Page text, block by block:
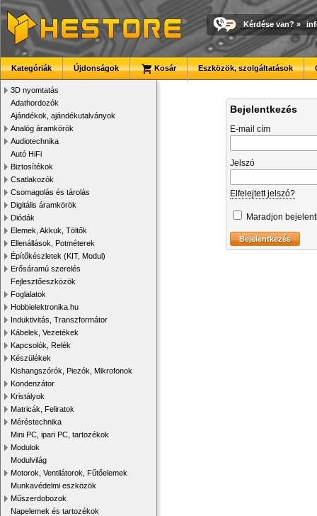
Kérdése van? »
Kategóriák Újdonságok Kosár Eszközök, szolgáltatások
3D nyomtatás
Adathordozók
Ajándékok, ajándékutalványok
Analóg áramkörök
Audiotechnika
Autó HiFi
Biztosítékok
Csatlakozók
Csomagolás és tárolás
Digitális áramkörök
Diódák
Elemek, Akkuk, Töltők
Ellenállások, Potméterek
Építőkészletek (KIT, Modul)
Erősáramú szerelés
Fejlesztőeszközök
Foglalatok
Hobbielektronika.hu
Induktivitás, Transzformátor
Kábelek, Vezetékek
Kapcsolók, Relék
Készülékek
Kishangszórók, Piezók, Mikrofonok
Kondenzátor
Kristályok
Matricák, Feliratok
Méréstechnika
Mini PC, ipari PC, tartozékok
Modulok
Modulvilág
Motorok, Ventilátorok, Fűtőelemek
Munkavédelmi eszközök
Műszerdobozok
Napelemek és tartozékok
Bejelentkezés
E-mail cím
Jelszó
Elfelejtett jelszó?
Maradjon